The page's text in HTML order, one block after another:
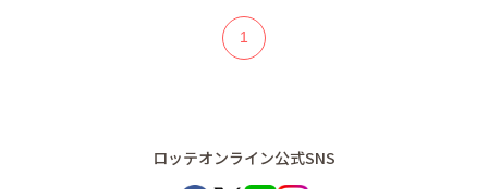
1
ロッテオンライン公式SNS